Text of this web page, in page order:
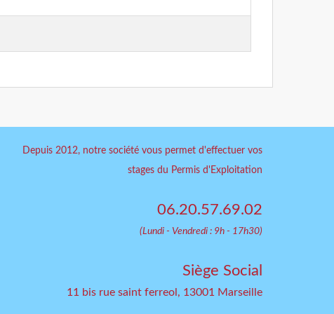
Depuis 2012, notre société vous permet d'effectuer vos
stages du Permis d'Exploitation
06.20.57.69.02
(Lundi - Vendredi : 9h - 17h30)
Siège Social
11 bis rue saint ferreol, 13001 Marseille